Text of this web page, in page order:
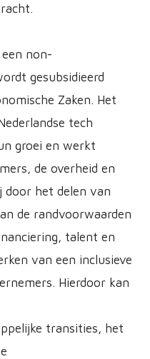
een non-
gesubsidieerd
Zaken. Het
tech
groei en werkt
de overheid en
door het delen van
de randvoorwaarden
talent en
van een inclusieve
Hierdoor kan
transities, het